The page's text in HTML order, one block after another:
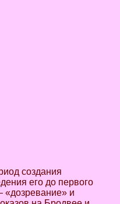
создания
его до первого
«дозревание» и